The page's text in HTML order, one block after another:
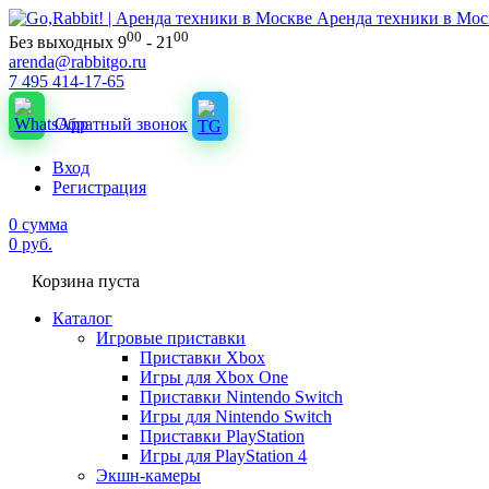
Аренда техники в
Без выходных 900 - 21 00
arenda@rabbitgo.ru
7 495 414-17-65
Обратный звонок
Вход
Регистрация
0 сумма
0 руб.
Корзина пуста
Каталог
Игровые приставки
Приставки Xbox
Игры для Xbox One
Приставки Nintendo Switch
Игры для Nintendo Switch
Приставки PlayStation
Игры для PlayStation 4
Экшн-камеры